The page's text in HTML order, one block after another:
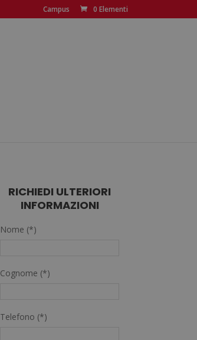
Campus 0 Elementi
RICHIEDI ULTERIORI
INFORMAZIONI
Nome (*)
Cognome (*)
Telefono (*)